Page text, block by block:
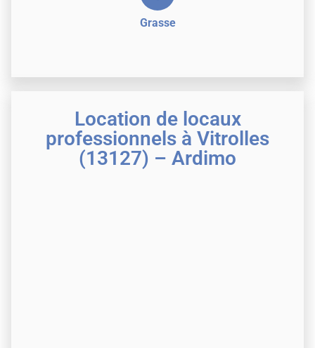
Grasse
Location de locaux
professionnels à Vitrolles
(13127) – Ardimo